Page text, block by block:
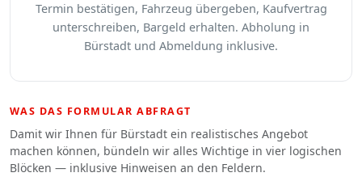
Termin bestätigen, Fahrzeug übergeben, Kaufvertrag
unterschreiben, Bargeld erhalten. Abholung in
Bürstadt und Abmeldung inklusive.
WAS DAS FORMULAR ABFRAGT
Damit wir Ihnen für Bürstadt ein realistisches Angebot
machen können, bündeln wir alles Wichtige in vier logischen
Blöcken — inklusive Hinweisen an den Feldern.